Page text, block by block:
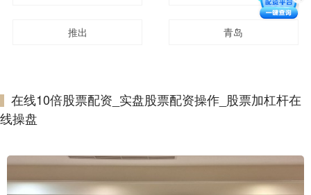
推出 青岛
在线10倍股票配资_实盘股票配资操作_股票加杠杆在
线操盘